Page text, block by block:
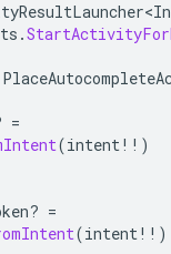
.
=
(intent!! )
=
(intent!! )